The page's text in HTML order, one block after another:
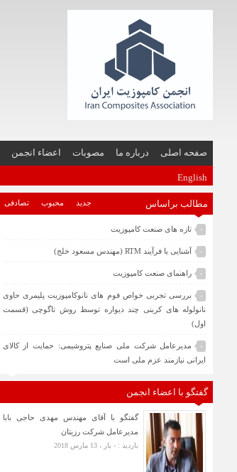
صفحه اصلی درباره ما مصوبات اعضاء انجمن
English
مطالب براساس جدید محبوب تصادفی
- تازه های صنعت کامپوزیت
- آشنایی با فرآیند RTM (مهندس مسعود خلج)
- راهنمای صنعت کامپوزیت
-
بررسی تجربی خواص فوم های نانوکامپوزیت پلیمری حاوی
نانولوله های کربنی چند دیواره توسط روش تاگوچی (قسمت
اول)
-
مدیرعامل شرکت ملی صنایع پتروشیمی: حمایت از کالای
ایرانی نیازمند عزم ملی است
گفتگو با اعضاء انجمن
گفتگو با آقای مهندس مهدی حاجی بابا
مدیرعامل شرکت رزیتان
بازدید : - بار ، 13 مارس 2018